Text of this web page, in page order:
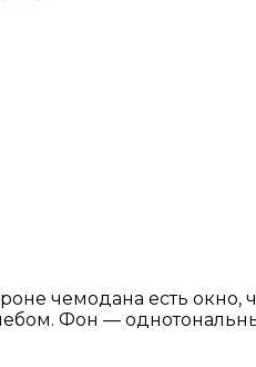
чемодана есть окно,
Фон —